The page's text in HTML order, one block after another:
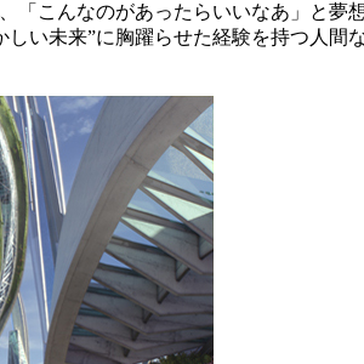
「こんなのがあったらいいなあ」と
い未来”に胸躍らせた経験を持つ人